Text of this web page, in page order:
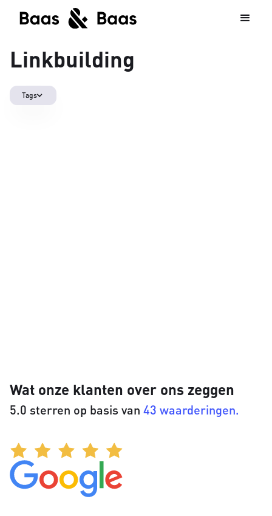
Linkbuilding
Tags
Wat onze klanten over ons zeggen
5.0 sterren op basis van 43 waarderingen.